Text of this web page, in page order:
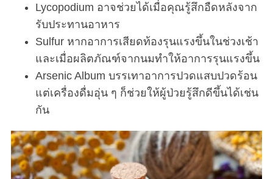
Lycopodium อาจช่วยได้เมื่อคุณรู้สึกอืดหลังจาก
รับประทานอาหาร
Sulfur หากอาการเสียดท้องรุนแรงขึ้นในช่วงเช้า
และเมื่อผลิตภัณฑ์จากนมทำให้อาการรุนแรงขึ้น
Arsenic Album บรรเทาอาการปวดแสบปวดร้อน
แต่เครื่องดื่มอุ่น ๆ ก็ช่วยให้ผู้ป่วยรู้สึกดีขึ้นได้เช่น
กัน